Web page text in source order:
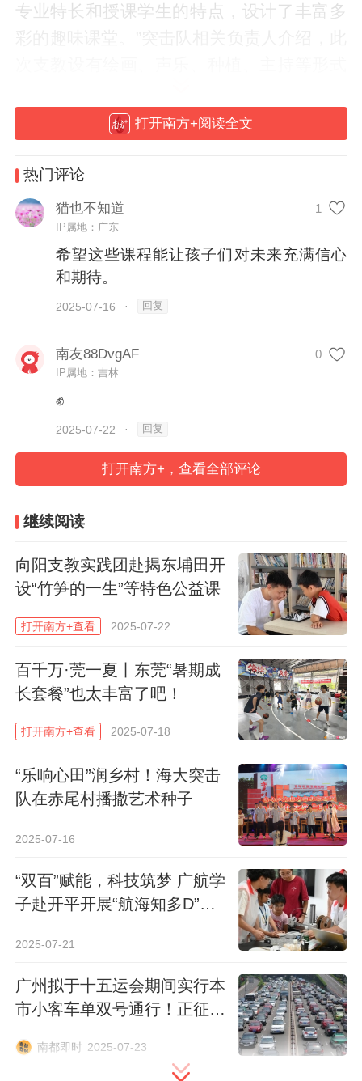
专业特长和授课学生的特点，设计了丰富多
学，为当地学生打造了一场沉浸式文化美育
盛宴。
育基地，突击队依托当地丰富的红色资源，
开展爱国主义教育课程，讲解红色故事，演
唱红色歌曲，让革命精神和爱国情怀在孩子
们心中生根发芽。
英歌舞作为岭南地区非物质文化遗产的瑰
宝，其独特的舞姿与韵律蕴含着深厚的文化
底蕴。在英歌舞理论课堂上，突击队员们通
过视频展示、图片解析和互动问答，引导孩
子们细心观察，了解英歌舞的历史起源和角
色特点。在实操环节，队员们设计了一套基
式进行排练。
“起势—架槌—踏步！”随着老师的口令，孩
子们手持英歌槌，在鼓点中表演了整套动
作。“英歌舞动作有点难，但是也很有趣，现
在我已经能连贯表演一段了！”凤安小学五年
级学生陈俊杰积极展示着他学习的动作，
在“握槌”“伸槌”“上下槌”“横槌”等动作的沉浸
式体验中，感受非遗文化的独特魅力。
此外，突击队还打造了手工制作、知识课
堂，用通俗易懂的语言普及反诈、法律、劳
动等知识，为孩子们筑牢安全与成长的双重
防线。“很多孩子对这些基本常识缺乏了解，
打开南方+阅读全文
热门评论
猫也不知道 1
IP属地：广东
希望这些课程能让孩子们对未来充满信心
和期待。
2025-07-16 · 回复
南友88DvgAF 0
IP属地：吉林
✊
2025-07-22 · 回复
打开南方+，查看全部评论
继续阅读
向阳支教实践团赴揭东埔田开
设“竹笋的一生”等特色公益课
打开南方+查看 2025-07-22
百千万·莞一夏丨东莞“暑期成
长套餐”也太丰富了吧！
打开南方+查看 2025-07-18
“乐响心田”润乡村！海大突击
队在赤尾村播撒艺术种子
2025-07-16
“双百”赋能，科技筑梦 广航学
子赴开平开展“航海知多D”系
2025-07-21
广州拟于十五运会期间实行本
市小客车单双号通行！正征求
南都即时 2025-07-23